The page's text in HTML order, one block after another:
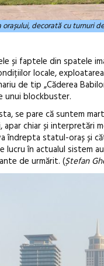
decorată cu turnuri
și faptele din spatele
locale,
de tip „Căderea
unui blockbuster.
se pare că suntem
apar chiar și
îndrepta statul-oraș și
lucru în actualul sistem
de urmărit. (Ștefan